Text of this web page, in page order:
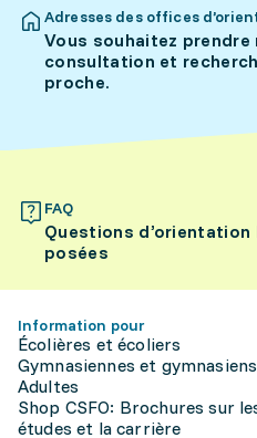
Adresses des offices
Vous souhaitez prendre
consultation et
proche.
FAQ
Questions
posées
Information pour
Écolières et écoliers
Gymnasiennes et gymnasiens
Adultes
Shop CSFO: Brochures sur
études et la carrière